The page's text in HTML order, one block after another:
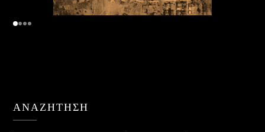
ΑΝΑΖΉΤΗΣΗ